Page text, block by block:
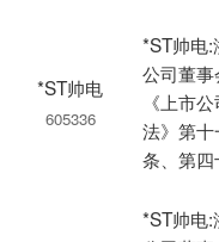
*ST帅电
605336
*ST帅电:
公司董
《上市
法》第
条、第
*ST帅电: